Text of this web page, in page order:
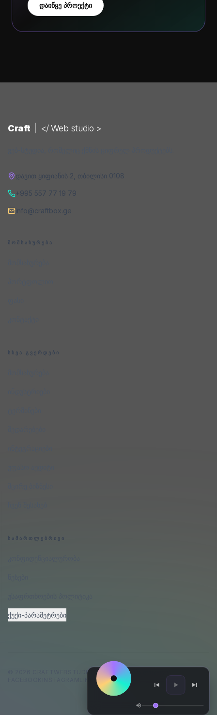
დაიწყე პროექტი
Craft </ Web studio >
დავით ყიფიანის 2 თბილისი 0108
+995 557 77 19 79
info@craftbox.ge
ᲛᲝᲛᲡᲐᲮᲣᲠᲔᲑᲐ
ᲡᲮᲕᲐ ᲒᲕᲔᲠᲓᲔᲑᲘ
ᲡᲐᲛᲐᲠᲗᲚᲔᲑᲠᲘᲕᲘ
ქუქი-პარამეტრები
CRAFTWEBSTUDIO
ᲧᲕᲔᲚᲐ ᲣᲤᲚᲔᲑᲐ ᲓᲐᲪᲣᲚᲘᲐ.
LINKEDINGITHUB